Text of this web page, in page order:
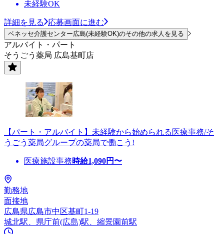
未経験OK
詳細を見る 応募画面に進む
ベネッセ介護センター広島(未経験OK)のその他の求人を見る
アルバイト・パート
そうごう薬局 広島基町店
【パート・アルバイト】未経験から始められる医療事務/そ
うごう薬局グループの薬局で働こう!
医療施設事務時給1,090円〜
勤務地
面接地
広島県広島市中区基町1-19
城北駅、県庁前(広島)駅、縮景園前駅